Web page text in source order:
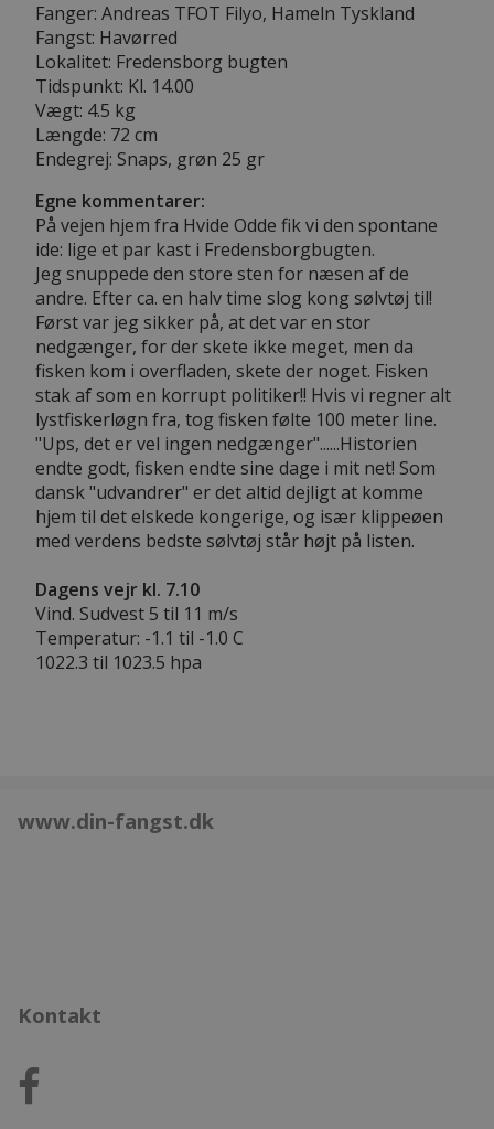
Fanger: Andreas TFOT Filyo, Hameln Tyskland
Fangst: Havørred
Lokalitet: Fredensborg bugten
Tidspunkt: Kl. 14.00
Vægt: 4.5 kg
Længde: 72 cm
Endegrej: Snaps, grøn 25 gr
Egne kommentarer:
På vejen hjem fra Hvide Odde fik vi den spontane
ide: lige et par kast i Fredensborgbugten.
Jeg snuppede den store sten for næsen af de
andre. Efter ca. en halv time slog kong sølvtøj til!
Først var jeg sikker på, at det var en stor
nedgænger, for der skete ikke meget, men da
fisken kom i overfladen, skete der noget. Fisken
stak af som en korrupt politiker!! Hvis vi regner alt
lystfiskerløgn fra, tog fisken følte 100 meter line.
"Ups, det er vel ingen nedgænger"......Historien
endte godt, fisken endte sine dage i mit net! Som
dansk "udvandrer" er det altid dejligt at komme
hjem til det elskede kongerige, og især klippeøen
med verdens bedste sølvtøj står højt på listen.
Dagens vejr kl. 7.10
Vind. Sudvest 5 til 11 m/s
Temperatur: -1.1 til -1.0 C
1022.3 til 1023.5 hpa
www.din-fangst.dk
Kontakt